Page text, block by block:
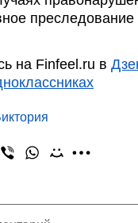
на Finfeel.ru в